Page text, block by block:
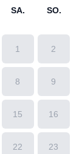
SA. SO.
1 2
8 9
15 16
22 23